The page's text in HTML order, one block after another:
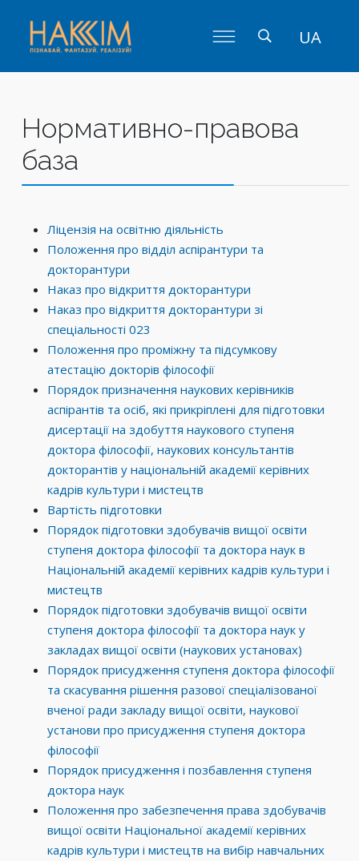
UA
Нормативно-правова
база
Ліцензія на освітню діяльність
Положення про відділ аспірантури та
докторантури
Наказ про відкриття докторантури
Наказ про відкриття докторантури зі
спеціальності 023
Положення про проміжну та підсумкову
атестацію докторів філософії
Порядок призначення наукових керівників
аспірантів та осіб, які прикріплені для підготовки
дисертації на здобуття наукового ступеня
доктора філософії, наукових консультантів
докторантів у національній академії керівних
кадрів культури і мистецтв
Вартість підготовки
Порядок підготовки здобувачів вищої освіти
ступеня доктора філософії та доктора наук в
Національній академії керівних кадрів культури і
мистецтв
Порядок підготовки здобувачів вищої освіти
ступеня доктора філософії та доктора наук у
закладах вищої освіти (наукових установах)
Порядок присудження ступеня доктора філософії
та скасування рішення разової спеціалізованої
вченої ради закладу вищої освіти, наукової
установи про присудження ступеня доктора
філософії
Порядок присудження і позбавлення ступеня
доктора наук
Положення про забезпечення права здобувачів
вищої освіти Національної академії керівних
кадрів культури і мистецтв на вибір навчальних